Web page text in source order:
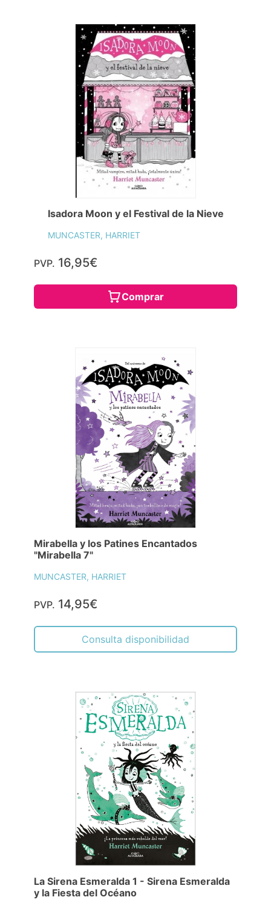
Isadora Moon y el Festival de la Nieve
MUNCASTER, HARRIET
PVP. 16,95€
Comprar
Mirabella y los Patines Encantados
"Mirabella 7"
MUNCASTER, HARRIET
PVP. 14,95€
Consulta disponibilidad
La Sirena Esmeralda 1 - Sirena Esmeralda
y la Fiesta del Océano